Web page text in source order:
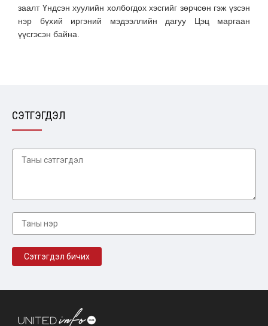
заалт Үндсэн хуулийн холбогдох хэсгийг зөрчсөн гэж үзсэн
нэр бүхий иргэний мэдээллийн дагуу Цэц маргаан
үүсгэсэн байна.
СЭТГЭГДЭЛ